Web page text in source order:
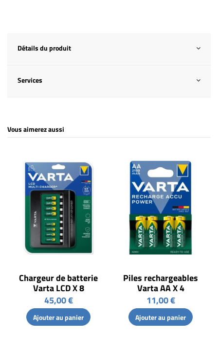
Détails du produit
Services
Vous aimerez aussi
Chargeur de batterie
Varta LCD X 8
45,00 €
Ajouter au panier
Piles rechargeables
Varta AA X 4
11,00 €
Ajouter au panier